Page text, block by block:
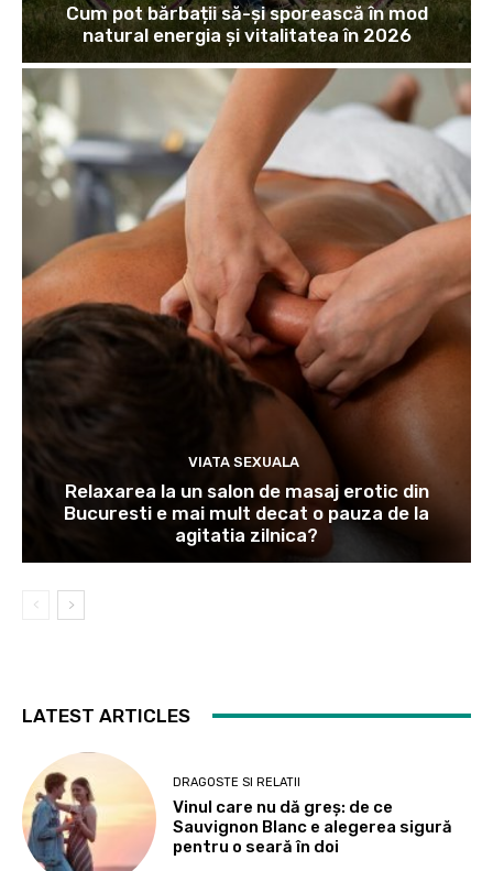
Cum pot bărbații să-și sporească în mod
natural energia și vitalitatea în 2026
VIATA SEXUALA
Relaxarea la un salon de masaj erotic din
Bucuresti e mai mult decat o pauza de la
agitatia zilnica?
LATEST ARTICLES
DRAGOSTE SI RELATII
Vinul care nu dă greș: de ce
Sauvignon Blanc e alegerea sigură
pentru o seară în doi